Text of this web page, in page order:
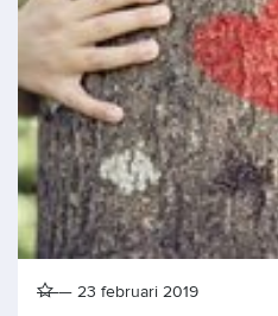
23 februari 2019